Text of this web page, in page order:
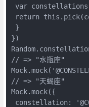
var
return
}
})
// => "水瓶座"
// => "天蝎座"
Mock.mock({
constellation: